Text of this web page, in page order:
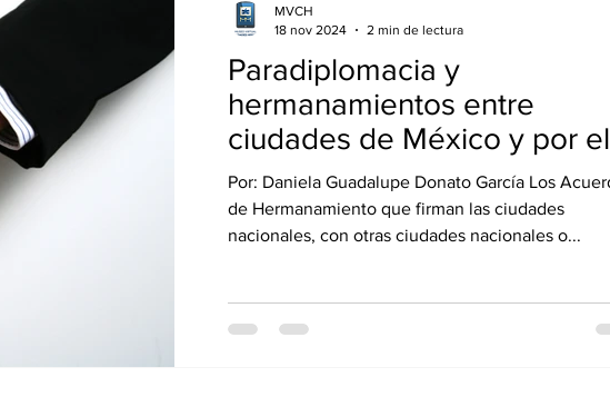
Paradiplomacia y
hermanamientos entre
ciudades de México y por el
mundo.
Por: Daniela Guadalupe Donato García Los Acuerdos
de Hermanamiento que firman las ciudades
nacionales, con otras ciudades nacionales o...
MVCH
18 nov 2024
2 min de lectura